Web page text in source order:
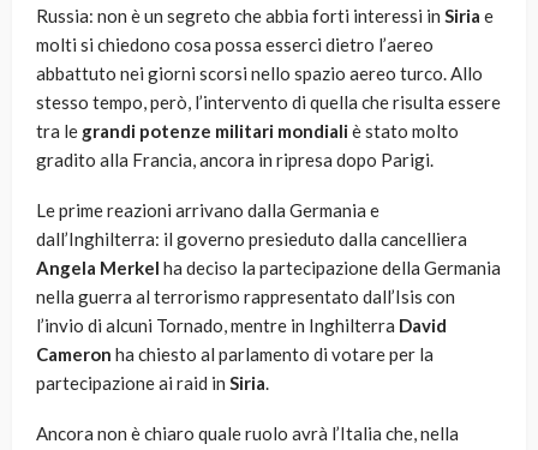
Russia: non è un segreto che abbia forti interessi in Siria e
molti si chiedono cosa possa esserci dietro l’aereo
abbattuto nei giorni scorsi nello spazio aereo turco. Allo
stesso tempo, però, l’intervento di quella che risulta essere
tra le grandi potenze militari mondialiè stato molto
gradito alla Francia, ancora in ripresa dopo Parigi.
Le prime reazioni arrivano dalla Germania e
dall’Inghilterra: il governo presieduto dalla cancelliera
Angela Merkel ha deciso la partecipazione della Germania
nella guerra al terrorismo rappresentato dall’Isis con
l’invio di alcuni Tornado, mentre in Inghilterra David
Cameron ha chiesto al parlamento di votare per la
partecipazione ai raid in Siria.
Ancora non è chiaro quale ruolo avrà l’Italia che, nella